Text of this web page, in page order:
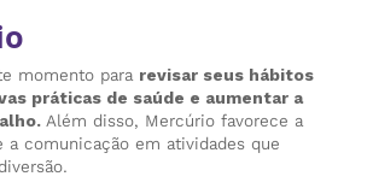
momento para revisar seus hábitos
práticas de saúde e aumentar a
Além disso, Mercúrio favorece a
a comunicação em atividades que